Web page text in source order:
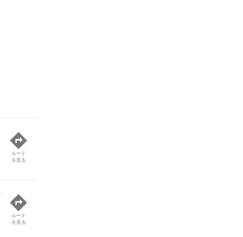
ルート
を見る
ルート
を見る